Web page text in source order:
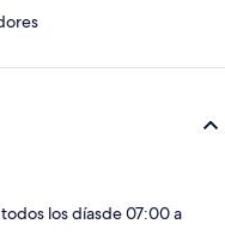
los díasde 07:00 a